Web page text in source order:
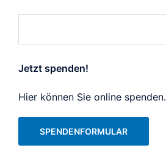
Jetzt spenden!
Hier können Sie online spenden.
SPENDENFORMULAR